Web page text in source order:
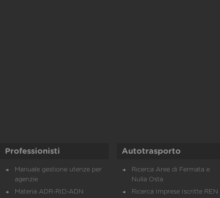
Professionisti
Manuale gestione utenze per
agenzie
Materia ADR-RID-ADN
Autotrasporto
Ricerca Aree di Fermata e
Nulla Osta
Ricerca Imprese Iscritte REN